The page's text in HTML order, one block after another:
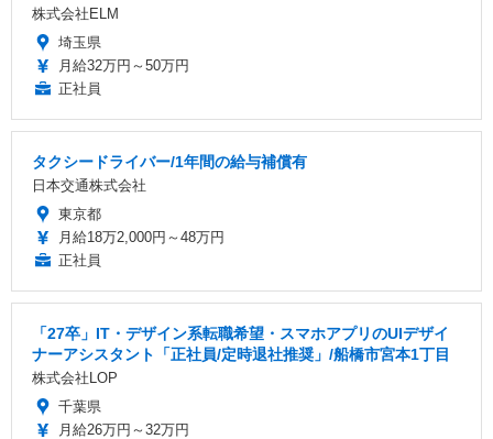
株式会社ELM
埼玉県
月給32万円～50万円
正社員
タクシードライバー/1年間の給与補償有
日本交通株式会社
東京都
月給18万2,000円～48万円
正社員
「27卒」IT・デザイン系転職希望・スマホアプリのUIデザイ
ナーアシスタント「正社員/定時退社推奨」/船橋市宮本1丁目
株式会社LOP
千葉県
月給26万円～32万円